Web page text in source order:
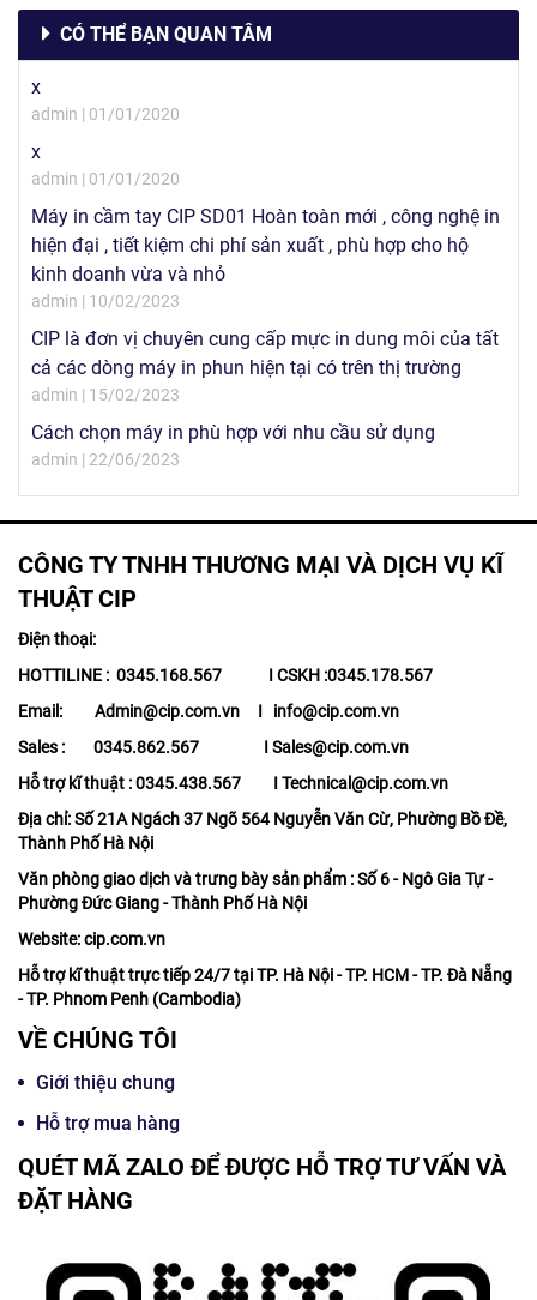
CÓ THỂ BẠN QUAN TÂM
x
admin | 01/01/2020
x
admin | 01/01/2020
Máy in cầm tay CIP SD01 Hoàn toàn mới , công nghệ in
hiện đại , tiết kiệm chi phí sản xuất , phù hợp cho hộ
kinh doanh vừa và nhỏ
admin | 10/02/2023
CIP là đơn vị chuyên cung cấp mực in dung môi của tất
cả các dòng máy in phun hiện tại có trên thị trường
admin | 15/02/2023
Cách chọn máy in phù hợp với nhu cầu sử dụng
admin | 22/06/2023
CÔNG TY TNHH THƯƠNG MẠI VÀ DỊCH VỤ KĨ
THUẬT CIP
Điện thoại:
HOTTILINE : 0345.168.567 I CSKH :0345.178.567
Email: Admin@cip.com.vn I info@cip.com.vn
Sales : 0345.862.567 I Sales@cip.com.vn
Hỗ trợ kĩ thuật : 0345.438.567 I Technical@cip.com.vn
Địa chỉ: Số 21A Ngách 37 Ngõ 564 Nguyễn Văn Cừ, Phường Bồ Đề,
Thành Phố Hà Nội
Văn phòng giao dịch và trưng bày sản phẩm : Số 6 - Ngô Gia Tự -
Phường Đức Giang - Thành Phố Hà Nội
Website: cip.com.vn
Hỗ trợ kĩ thuật trực tiếp 24/7 tại TP. Hà Nội - TP. HCM - TP. Đà Nẵng
- TP. Phnom Penh (Cambodia)
VỀ CHÚNG TÔI
Giới thiệu chung
Hỗ trợ mua hàng
QUÉT MÃ ZALO ĐỂ ĐƯỢC HỖ TRỢ TƯ VẤN VÀ
ĐẶT HÀNG